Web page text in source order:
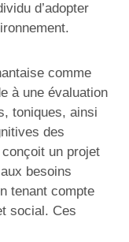
d’adopter
comme
à une évaluation
toniques, ainsi
des
un projet
besoins
tenant compte
social. Ces